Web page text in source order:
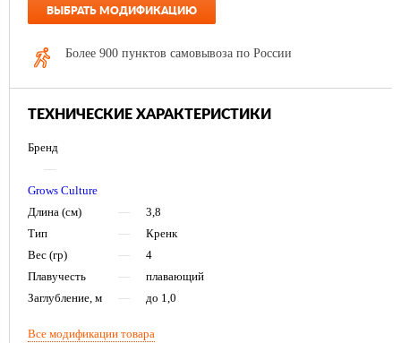
ВЫБРАТЬ МОДИФИКАЦИЮ
Более 900 пунктов самовывоза по России
ТЕХНИЧЕСКИЕ ХАРАКТЕРИСТИКИ
Бренд
—
Grows Culture
Длина (см)
—
3,8
Тип
—
Кренк
Вес (гр)
—
4
Плавучесть
—
плавающий
Заглубление, м
— до 1,0
Все модификации товара